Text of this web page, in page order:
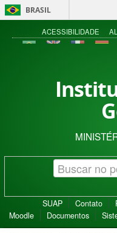
BRASIL
ACESSIBILIDADE
SUAP Contato
Moodle
Documentos